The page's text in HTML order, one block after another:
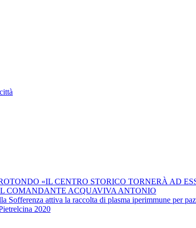
«IL CENTRO STORICO TORNERÀ AD
COMANDANTE ACQUAVIVA ANTONIO
Sofferenza attiva la raccolta di plasma iperimmune per
2020